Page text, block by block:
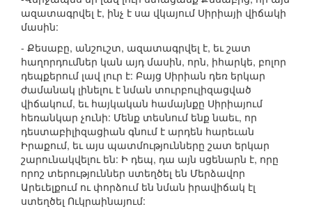
ազատագրվել է, ինչ է սա վկայում Սիրիայի վիճակի
մասին:
- Քեսաբը, անշուշտ, ազատագրվել է, եւ շատ
հաղորդումներ կան այդ մասին, որն, իհարկե, բոլոր
դեպքերում լավ լուր է: Բայց Սիրիան դեռ երկար
ժամանակ լինելու է նման տուրբուլիզացված
վիճակում, եւ հայկական համայնքը Սիրիայում
հեռանկար չունի: Մենք տեսնում ենք նաեւ, որ
դեստաբիլիզացիան գնում է արդեն հարեւան
Իրաքում, եւ այս պատմությունները շատ երկար
շարունակվելու են: Ի դեպ, դա այն սցենարն է, որը
որոշ տերություններ ստեղծել են Մերձավոր
Արեւելքում ու փորձում են նման իրավիճակ էլ
ստեղծել Ուկրաինայում: